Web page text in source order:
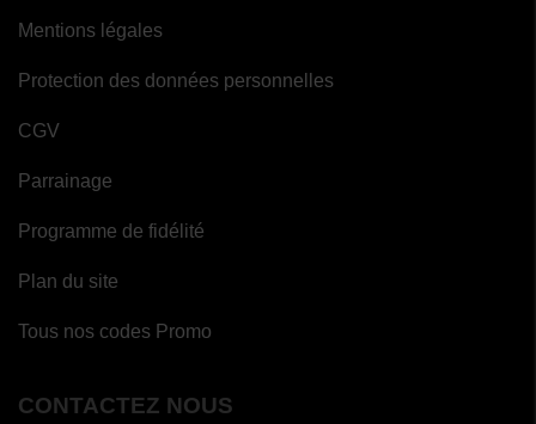
Mentions légales
Protection des données personnelles
CGV
Parrainage
Programme de fidélité
Plan du site
Tous nos codes Promo
CONTACTEZ NOUS